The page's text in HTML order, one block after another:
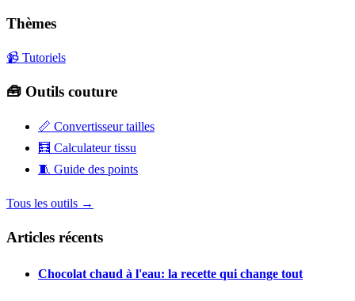
Thèmes
📹 Tutoriels
🧰 Outils couture
📏 Convertisseur tailles
🧮 Calculateur tissu
🧵 Guide des points
Tous les outils →
Articles récents
Chocolat chaud à l'eau: la recette qui change tout